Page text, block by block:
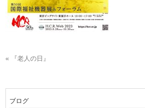
« 『老人の日』
ブログ